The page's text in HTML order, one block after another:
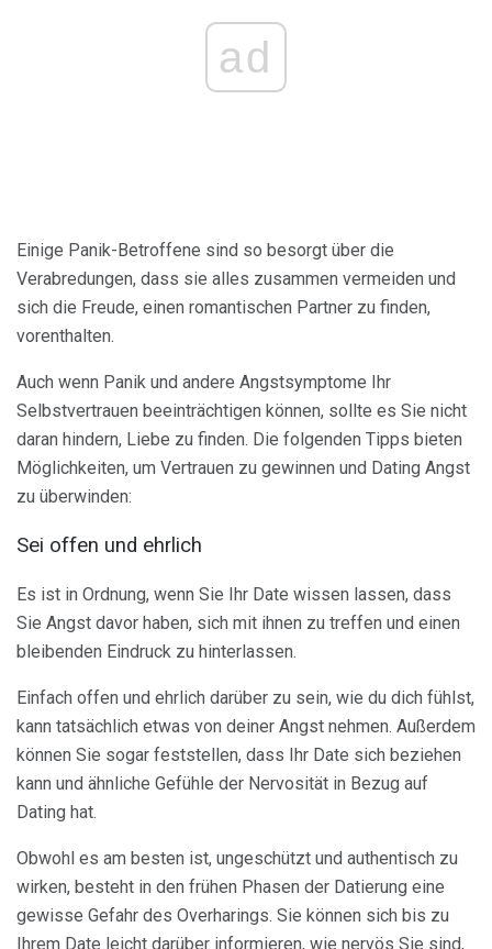
ad
Einige Panik-Betroffene sind so besorgt über die
Verabredungen, dass sie alles zusammen vermeiden und
sich die Freude, einen romantischen Partner zu finden,
vorenthalten.
Auch wenn Panik und andere Angstsymptome Ihr
Selbstvertrauen beeinträchtigen können, sollte es Sie nicht
daran hindern, Liebe zu finden. Die folgenden Tipps bieten
Möglichkeiten, um Vertrauen zu gewinnen und Dating Angst
zu überwinden:
Sei offen und ehrlich
Es ist in Ordnung, wenn Sie Ihr Date wissen lassen, dass
Sie Angst davor haben, sich mit ihnen zu treffen und einen
bleibenden Eindruck zu hinterlassen.
Einfach offen und ehrlich darüber zu sein, wie du dich fühlst,
kann tatsächlich etwas von deiner Angst nehmen. Außerdem
können Sie sogar feststellen, dass Ihr Date sich beziehen
kann und ähnliche Gefühle der Nervosität in Bezug auf
Dating hat.
Obwohl es am besten ist, ungeschützt und authentisch zu
wirken, besteht in den frühen Phasen der Datierung eine
gewisse Gefahr des Overharings. Sie können sich bis zu
Ihrem Date leicht darüber informieren, wie nervös Sie sind,